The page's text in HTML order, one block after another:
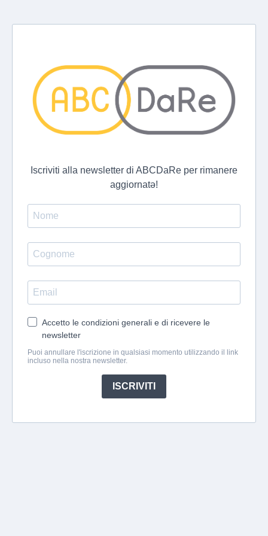
Iscriviti alla newsletter di ABCDaRe per rimanere
aggiornatə!
Accetto le condizioni generali e di ricevere le
newsletter
Puoi annullare l'iscrizione in qualsiasi momento utilizzando il link
incluso nella nostra newsletter.
ISCRIVITI